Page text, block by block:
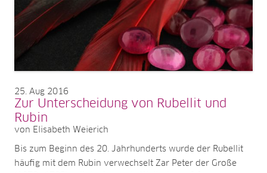
25 Aug 2016
Zur Unterscheidung von Rubellit und
Rubin
von Elisabeth Weierich
Bis zum Beginn des 20. Jahrhunderts wurde der Rubellit
häufig mit dem Rubin verwechselt Zar Peter der Große